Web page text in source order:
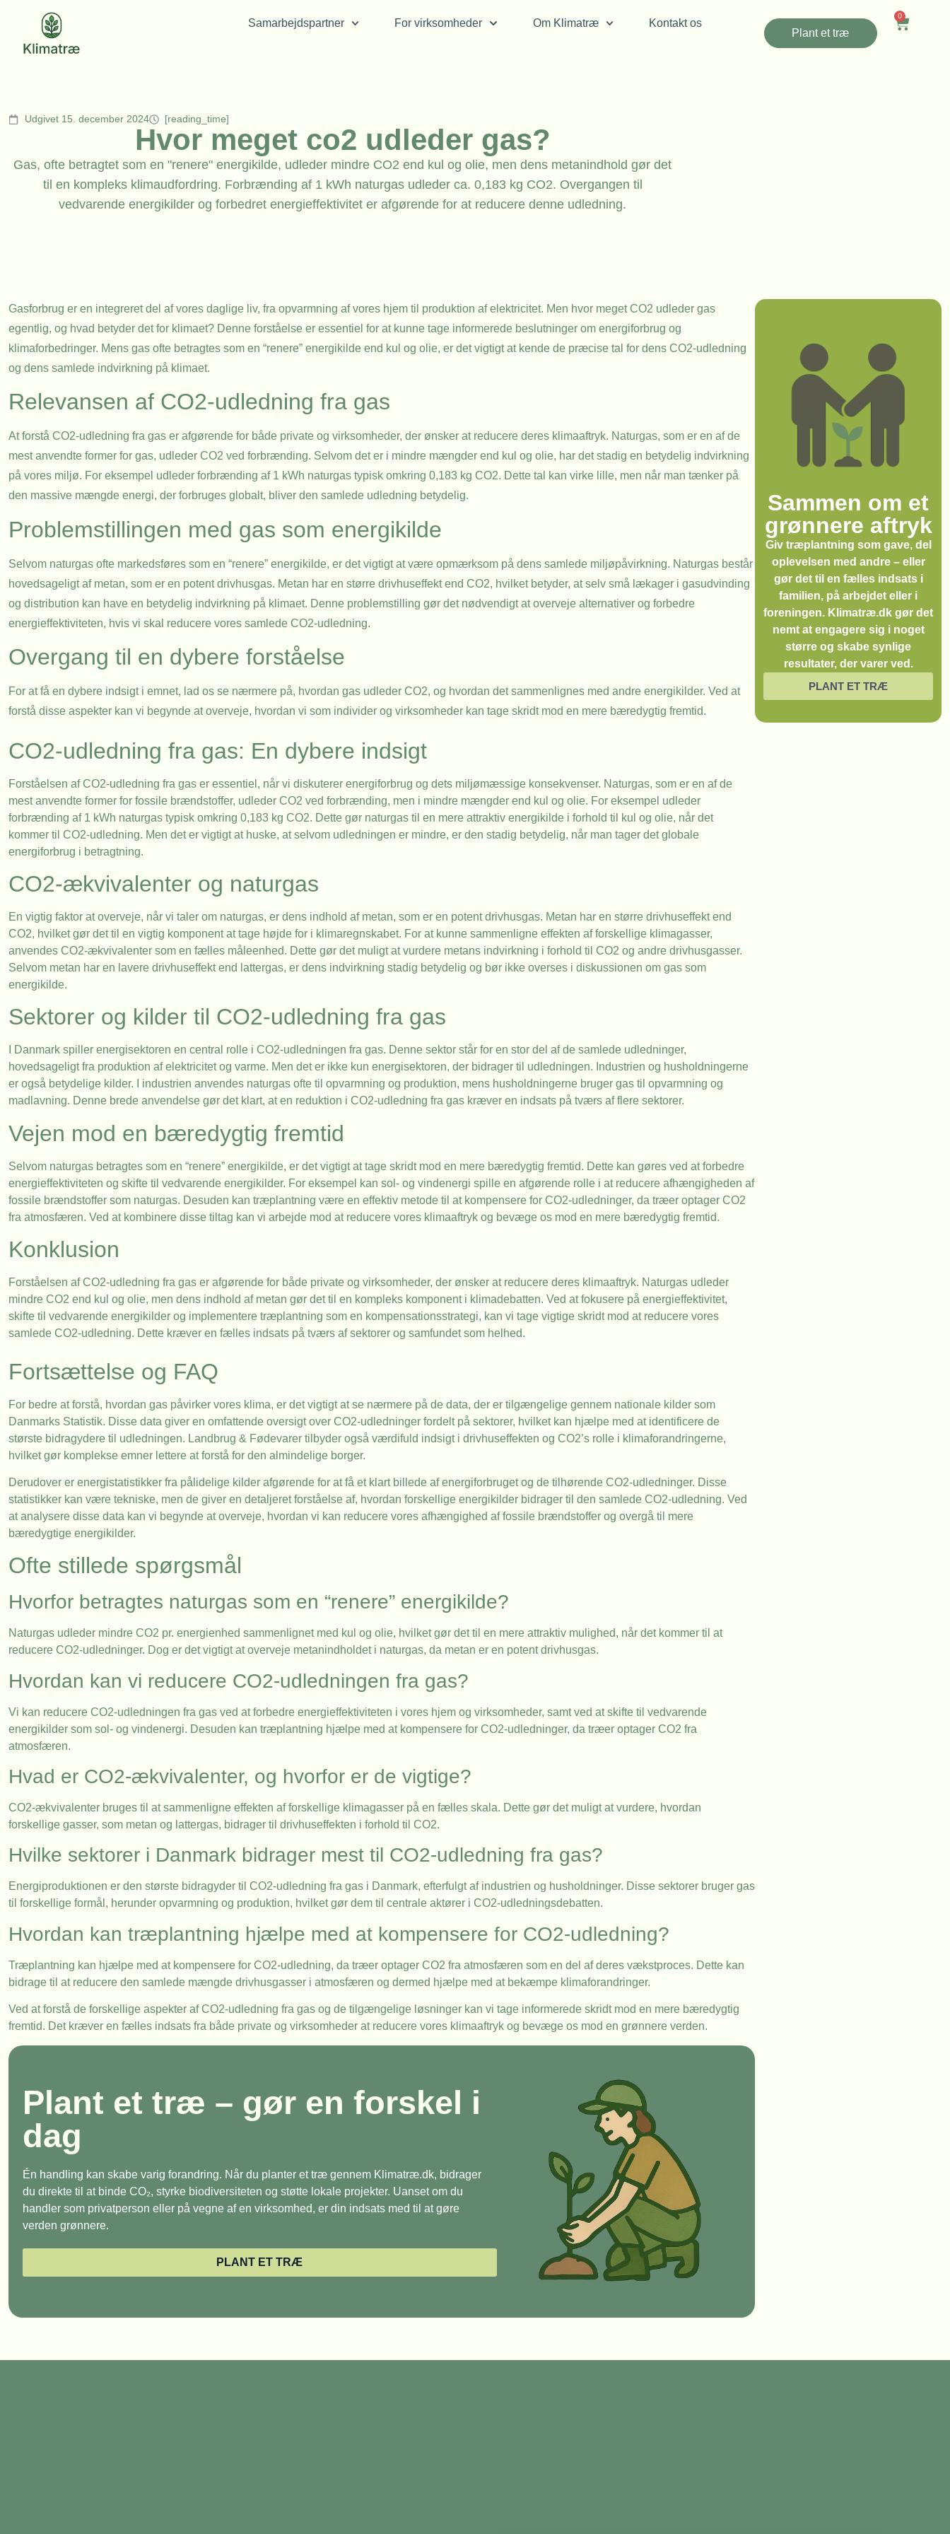
Samarbejdspartner For virksomheder Om Klimatræ
Kontakt os
Plant et træ
0
Udgivet 15. december 2024 [reading_time]
Hvor meget co2 udleder gas?
Gas, ofte betragtet som en "renere" energikilde, udleder mindre CO2 end kul og olie, men dens metanindhold gør det
til en kompleks klimaudfordring. Forbrænding af 1 kWh naturgas udleder ca. 0,183 kg CO2. Overgangen til
vedvarende energikilder og forbedret energieffektivitet er afgørende for at reducere denne udledning.
Gasforbrug er en integreret del af vores daglige liv, fra opvarmning af vores hjem til produktion af elektricitet. Men hvor meget CO2 udleder gas
egentlig, og hvad betyder det for klimaet? Denne forståelse er essentiel for at kunne tage informerede beslutninger om energiforbrug og
klimaforbedringer. Mens gas ofte betragtes som en “renere” energikilde end kul og olie, er det vigtigt at kende de præcise tal for dens CO2-udledning
og dens samlede indvirkning på klimaet.
Relevansen af CO2-udledning fra gas
At forstå CO2-udledning fra gas er afgørende for både private og virksomheder, der ønsker at reducere deres klimaaftryk. Naturgas, som er en af de
mest anvendte former for gas, udleder CO2 ved forbrænding. Selvom det er i mindre mængder end kul og olie, har det stadig en betydelig indvirkning
på vores miljø. For eksempel udleder forbrænding af 1 kWh naturgas typisk omkring 0,183 kg CO2. Dette tal kan virke lille, men når man tænker på
den massive mængde energi, der forbruges globalt, bliver den samlede udledning betydelig.
Problemstillingen med gas som energikilde
Selvom naturgas ofte markedsføres som en “renere” energikilde, er det vigtigt at være opmærksom på dens samlede miljøpåvirkning. Naturgas består
hovedsageligt af metan, som er en potent drivhusgas. Metan har en større drivhuseffekt end CO2, hvilket betyder, at selv små lækager i gasudvinding
og distribution kan have en betydelig indvirkning på klimaet. Denne problemstilling gør det nødvendigt at overveje alternativer og forbedre
energieffektiviteten, hvis vi skal reducere vores samlede CO2-udledning.
Overgang til en dybere forståelse
For at få en dybere indsigt i emnet, lad os se nærmere på, hvordan gas udleder CO2, og hvordan det sammenlignes med andre energikilder. Ved at
forstå disse aspekter kan vi begynde at overveje, hvordan vi som individer og virksomheder kan tage skridt mod en mere bæredygtig fremtid.
CO2-udledning fra gas: En dybere indsigt
Forståelsen af CO2-udledning fra gas er essentiel, når vi diskuterer energiforbrug og dets miljømæssige konsekvenser. Naturgas, som er en af de
mest anvendte former for fossile brændstoffer, udleder CO2 ved forbrænding, men i mindre mængder end kul og olie. For eksempel udleder
forbrænding af 1 kWh naturgas typisk omkring 0,183 kg CO2. Dette gør naturgas til en mere attraktiv energikilde i forhold til kul og olie, når det
kommer til CO2-udledning. Men det er vigtigt at huske, at selvom udledningen er mindre, er den stadig betydelig, når man tager det globale
energiforbrug i betragtning.
CO2-ækvivalenter og naturgas
En vigtig faktor at overveje, når vi taler om naturgas, er dens indhold af metan, som er en potent drivhusgas. Metan har en større drivhuseffekt end
CO2, hvilket gør det til en vigtig komponent at tage højde for i klimaregnskabet. For at kunne sammenligne effekten af forskellige klimagasser,
anvendes CO2-ækvivalenter som en fælles måleenhed. Dette gør det muligt at vurdere metans indvirkning i forhold til CO2 og andre drivhusgasser.
Selvom metan har en lavere drivhuseffekt end lattergas, er dens indvirkning stadig betydelig og bør ikke overses i diskussionen om gas som
energikilde.
Sektorer og kilder til CO2-udledning fra gas
I Danmark spiller energisektoren en central rolle i CO2-udledningen fra gas. Denne sektor står for en stor del af de samlede udledninger,
hovedsageligt fra produktion af elektricitet og varme. Men det er ikke kun energisektoren, der bidrager til udledningen. Industrien og husholdningerne
er også betydelige kilder. I industrien anvendes naturgas ofte til opvarmning og produktion, mens husholdningerne bruger gas til opvarmning og
madlavning. Denne brede anvendelse gør det klart, at en reduktion i CO2-udledning fra gas kræver en indsats på tværs af flere sektorer.
Vejen mod en bæredygtig fremtid
Selvom naturgas betragtes som en “renere” energikilde, er det vigtigt at tage skridt mod en mere bæredygtig fremtid. Dette kan gøres ved at forbedre
energieffektiviteten og skifte til vedvarende energikilder. For eksempel kan sol- og vindenergi spille en afgørende rolle i at reducere afhængigheden af
fossile brændstoffer som naturgas. Desuden kan træplantning være en effektiv metode til at kompensere for CO2-udledninger, da træer optager CO2
fra atmosfæren. Ved at kombinere disse tiltag kan vi arbejde mod at reducere vores klimaaftryk og bevæge os mod en mere bæredygtig fremtid.
Konklusion
Forståelsen af CO2-udledning fra gas er afgørende for både private og virksomheder, der ønsker at reducere deres klimaaftryk. Naturgas udleder
mindre CO2 end kul og olie, men dens indhold af metan gør det til en kompleks komponent i klimadebatten. Ved at fokusere på energieffektivitet,
skifte til vedvarende energikilder og implementere træplantning som en kompensationsstrategi, kan vi tage vigtige skridt mod at reducere vores
samlede CO2-udledning. Dette kræver en fælles indsats på tværs af sektorer og samfundet som helhed.
Fortsættelse og FAQ
For bedre at forstå, hvordan gas påvirker vores klima, er det vigtigt at se nærmere på de data, der er tilgængelige gennem nationale kilder som
Danmarks Statistik. Disse data giver en omfattende oversigt over CO2-udledninger fordelt på sektorer, hvilket kan hjælpe med at identificere de
største bidragydere til udledningen. Landbrug & Fødevarer tilbyder også værdifuld indsigt i drivhuseffekten og CO2’s rolle i klimaforandringerne,
hvilket gør komplekse emner lettere at forstå for den almindelige borger.
Derudover er energistatistikker fra pålidelige kilder afgørende for at få et klart billede af energiforbruget og de tilhørende CO2-udledninger. Disse
statistikker kan være tekniske, men de giver en detaljeret forståelse af, hvordan forskellige energikilder bidrager til den samlede CO2-udledning. Ved
at analysere disse data kan vi begynde at overveje, hvordan vi kan reducere vores afhængighed af fossile brændstoffer og overgå til mere
bæredygtige energikilder.
Ofte stillede spørgsmål
Hvorfor betragtes naturgas som en “renere” energikilde?
Naturgas udleder mindre CO2 pr. energienhed sammenlignet med kul og olie, hvilket gør det til en mere attraktiv mulighed, når det kommer til at
reducere CO2-udledninger. Dog er det vigtigt at overveje metanindholdet i naturgas, da metan er en potent drivhusgas.
Hvordan kan vi reducere CO2-udledningen fra gas?
Vi kan reducere CO2-udledningen fra gas ved at forbedre energieffektiviteten i vores hjem og virksomheder, samt ved at skifte til vedvarende
energikilder som sol- og vindenergi. Desuden kan træplantning hjælpe med at kompensere for CO2-udledninger, da træer optager CO2 fra
atmosfæren.
Hvad er CO2-ækvivalenter, og hvorfor er de vigtige?
CO2-ækvivalenter bruges til at sammenligne effekten af forskellige klimagasser på en fælles skala. Dette gør det muligt at vurdere, hvordan
forskellige gasser, som metan og lattergas, bidrager til drivhuseffekten i forhold til CO2.
Hvilke sektorer i Danmark bidrager mest til CO2-udledning fra gas?
Energiproduktionen er den største bidragyder til CO2-udledning fra gas i Danmark, efterfulgt af industrien og husholdninger. Disse sektorer bruger gas
til forskellige formål, herunder opvarmning og produktion, hvilket gør dem til centrale aktører i CO2-udledningsdebatten.
Hvordan kan træplantning hjælpe med at kompensere for CO2-udledning?
Træplantning kan hjælpe med at kompensere for CO2-udledning, da træer optager CO2 fra atmosfæren som en del af deres vækstproces. Dette kan
bidrage til at reducere den samlede mængde drivhusgasser i atmosfæren og dermed hjælpe med at bekæmpe klimaforandringer.
Ved at forstå de forskellige aspekter af CO2-udledning fra gas og de tilgængelige løsninger kan vi tage informerede skridt mod en mere bæredygtig
fremtid. Det kræver en fælles indsats fra både private og virksomheder at reducere vores klimaaftryk og bevæge os mod en grønnere verden.
Plant et træ – gør en forskel i
dag
Én handling kan skabe varig forandring. Når du planter et træ gennem Klimatræ.dk, bidrager
du direkte til at binde CO₂, styrke biodiversiteten og støtte lokale projekter. Uanset om du
handler som privatperson eller på vegne af en virksomhed, er din indsats med til at gøre
verden grønnere.
PLANT ET TRÆ
Sammen om et
grønnere aftryk
Giv træplantning som gave, del
oplevelsen med andre – eller
gør det til en fælles indsats i
familien, på arbejdet eller i
foreningen. Klimatræ.dk gør det
nemt at engagere sig i noget
større og skabe synlige
resultater, der varer ved.
PLANT ET TRÆ